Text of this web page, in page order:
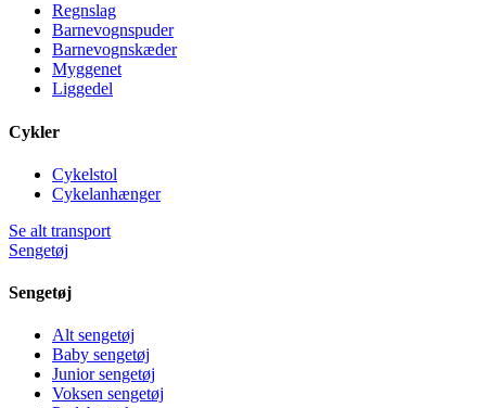
Regnslag
Barnevognspuder
Barnevognskæder
Myggenet
Liggedel
Cykler
Cykelstol
Cykelanhænger
Se alt transport
Sengetøj
Sengetøj
Alt sengetøj
Baby sengetøj
Junior sengetøj
Voksen sengetøj